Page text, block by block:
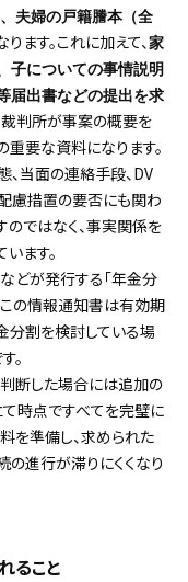
夫婦の戸籍謄本（全
ります。これに加えて、家
子についての事情説明
届出書などの提出を求
裁判所が事案の概要を
要な資料になります。
当面の連絡手段、DV
慮措置の要否にも関わ
のではなく、事実関係を
ます。
どが発行する「年金分
の情報通知書は有効期
分割を検討している場
。
断した場合には追加の
時点ですべてを完璧に
を準備し、求められた
の進行が滞りにくくなり
ること